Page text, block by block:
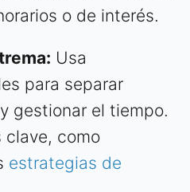
o de interés.
Usa
para separar
gestionar el tiempo.
clave, como
estrategias de